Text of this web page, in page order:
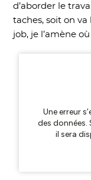
d’aborder le
taches, soit on va
job, je l’amène où